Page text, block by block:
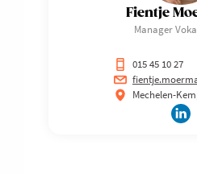
Fientje
Manager
015 45 10 27
Mechelen-